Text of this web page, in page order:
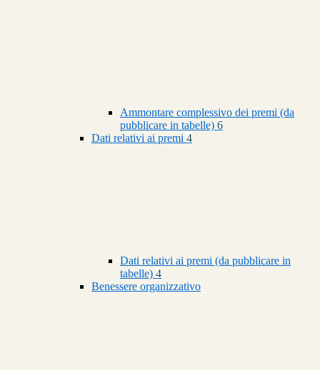
Ammontare complessivo dei premi (da
pubblicare in tabelle) 6
Dati relativi ai premi 4
Dati relativi ai premi (da pubblicare in
tabelle) 4
Benessere organizzativo